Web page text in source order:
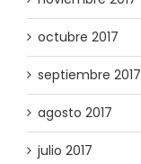
octubre 2017
septiembre 2017
agosto 2017
julio 2017